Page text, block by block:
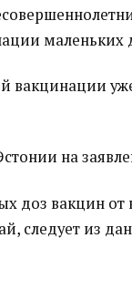
маленьких
вакцинации
на
доз вакцин
следует из